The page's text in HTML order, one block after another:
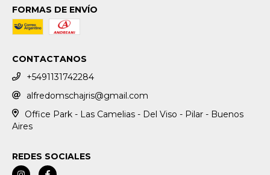
FORMAS DE ENVÍO
CONTACTANOS
+5491131742284
alfredomschajris@gmail.com
Office Park - Las Camelias - Del Viso - Pilar - Buenos
Aires
REDES SOCIALES